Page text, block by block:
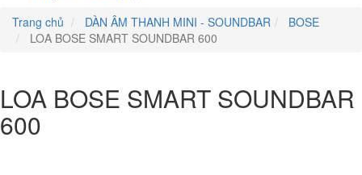
Trang chủ
DÀN ÂM THANH MINI - SOUNDBAR
BOSE
LOA BOSE SMART SOUNDBAR 600
LOA BOSE SMART SOUNDBAR
600